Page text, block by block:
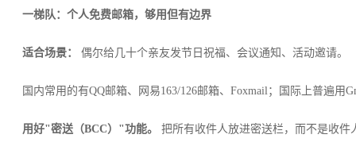
一梯队：个人免费邮箱，够用但有边界
适合场景： 偶尔给几十个亲友发节日祝福、会议通知、活动邀请。
国内常用的有QQ邮箱、网易163/126邮箱、Foxmail；国际上普遍
用好"密送（BCC）"功能。 把所有收件人放进密送栏，而不是收